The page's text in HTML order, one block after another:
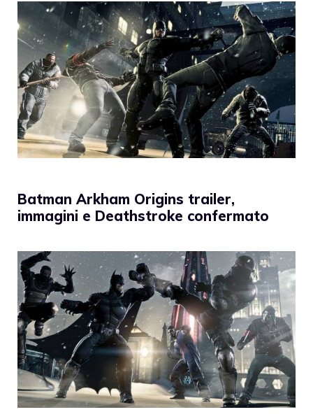
Batman Arkham Origins trailer,
immagini e Deathstroke confermato